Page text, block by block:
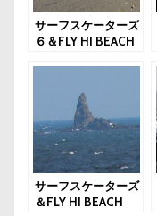
サーフスケーターズ
６＆FLY HI BEACH
サーフスケーターズ
＆FLY HI BEACH